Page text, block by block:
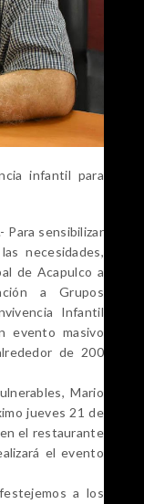
infantil para
Para sensibilizar
necesidades,
de Acapulco a
a Grupos
Infantil
evento masivo
de 200
Mario
jueves 21 de
el restaurante
el evento
a los